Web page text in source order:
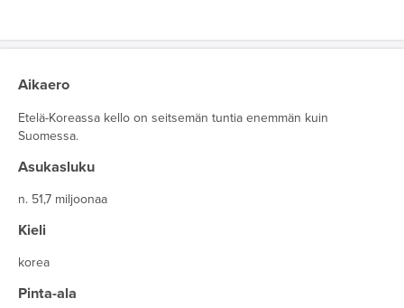
Aikaero
Etelä-Koreassa kello on seitsemän tuntia enemmän kuin
Suomessa.
Asukasluku
n. 51,7 miljoonaa
Kieli
korea
Pinta-ala